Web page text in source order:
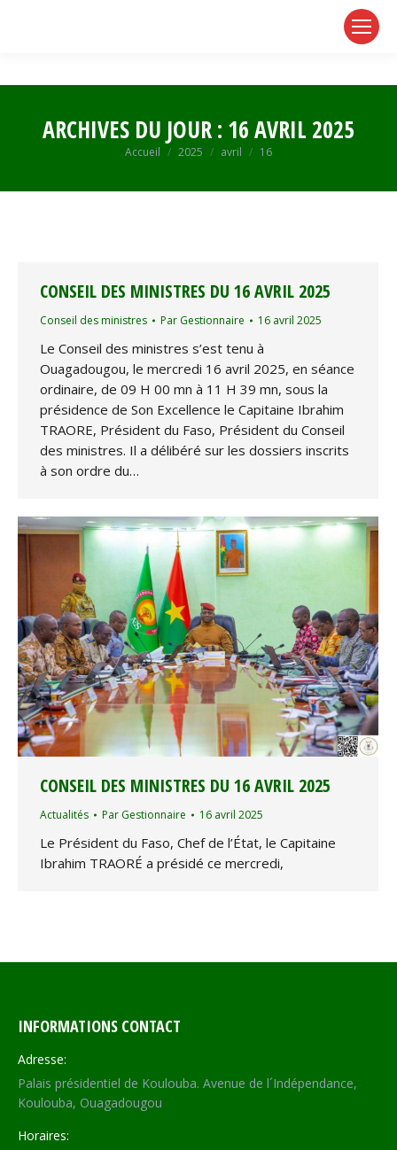
ARCHIVES DU JOUR : 16 AVRIL 2025
Vous êtes ici :
Accueil 2025 avril 16
CONSEIL DES MINISTRES DU 16 AVRIL 2025
Conseil des ministres Par Gestionnaire 16 avril 2025
Le Conseil des ministres s’est tenu à
Ouagadougou, le mercredi 16 avril 2025, en séance
ordinaire, de 09 H 00 mn à 11 H 39 mn, sous la
présidence de Son Excellence le Capitaine Ibrahim
TRAORE, Président du Faso, Président du Conseil
des ministres. Il a délibéré sur les dossiers inscrits
à son ordre du…
CONSEIL DES MINISTRES DU 16 AVRIL 2025
Actualités Par Gestionnaire 16 avril 2025
Le Président du Faso, Chef de l’État, le Capitaine
Ibrahim TRAORÉ a présidé ce mercredi,
INFORMATIONS CONTACT
Adresse:
Palais présidentiel de Koulouba. Avenue de l´Indépendance,
Koulouba, Ouagadougou
Horaires: